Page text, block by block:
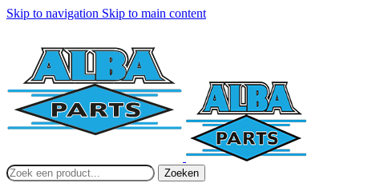
Skip to navigation Skip to main content
Zoeken